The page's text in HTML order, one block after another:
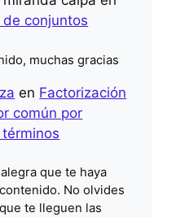
conjuntos
muchas gracias
en Factorización
común por
que te haya
No olvides
te lleguen las